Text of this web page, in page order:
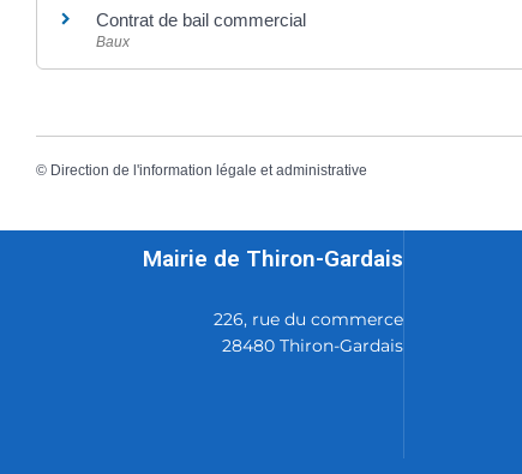
Contrat de bail commercial
Baux
© Direction de l'information légale et administrative
Mairie de Thiron-Gardais
226, rue du commerce
28480 Thiron-Gardais